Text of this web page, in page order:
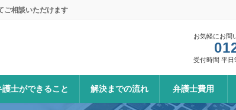
ご相談いただけます
お気軽にお問
受付時間 平日
護士ができること 解決までの流れ 弁護士費用